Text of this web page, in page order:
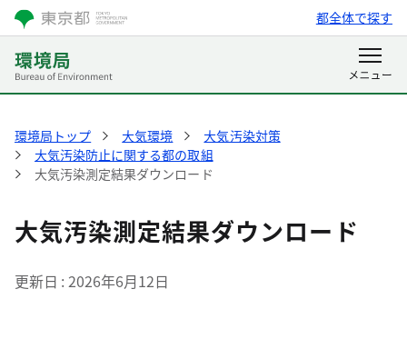
都全体で探す
環境局トップ 大気環境
大気汚染対策
大気汚染防止に関する都の取組
大気汚染測定結果ダウンロード
大気汚染測定結果ダウンロード
更新日 2026年6月12日